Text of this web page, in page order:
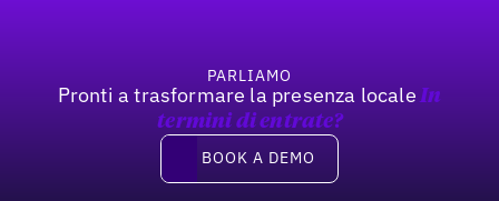
PARLIAMO
Pronti a trasformare la presenza locale In
termini di entrate?
Book a demo
BOOK A DEMO